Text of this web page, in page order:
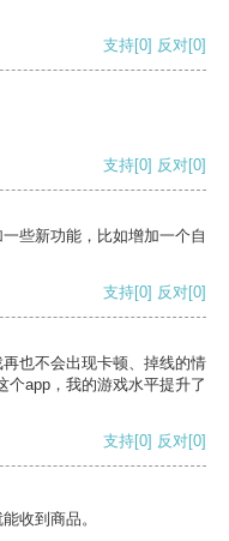
支持[0] 反对[0]
支持[0] 反对[0]
些新功能，比如增加一个自
支持[0] 反对[0]
也不会出现卡顿、掉线的情
个app，我的游戏水平提升了
支持[0] 反对[0]
收到商品。